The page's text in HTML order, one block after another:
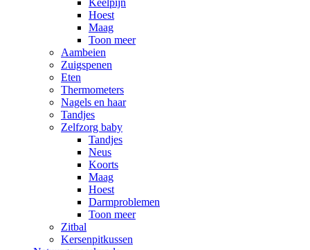
Hoest
Maag
Toon meer
Aambeien
Zuigspenen
Eten
Thermometers
Nagels en haar
Tandjes
Zelfzorg baby
Tandjes
Neus
Koorts
Maag
Hoest
Darmproblemen
Toon meer
Zitbal
Kersenpitkussen